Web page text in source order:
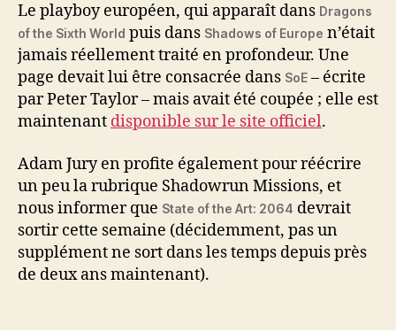
Le playboy européen, qui apparaît dans Dragons
of the Sixth World puis dans Shadows of Europe n’était
jamais réellement traité en profondeur. Une
page devait lui être consacrée dans SoE – écrite
par Peter Taylor – mais avait été coupée ; elle est
maintenant disponible sur le site officiel.
Adam Jury en profite également pour réécrire
un peu la rubrique Shadowrun Missions, et
nous informer que State of the Art: 2064 devrait
sortir cette semaine (décidemment, pas un
supplément ne sort dans les temps depuis près
de deux ans maintenant).